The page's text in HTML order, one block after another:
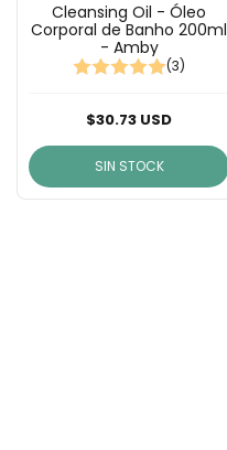
Cleansing Oil - Óleo
Corporal de Banho 200ml
- Amby
(3)
$30.73 USD
SIN STOCK